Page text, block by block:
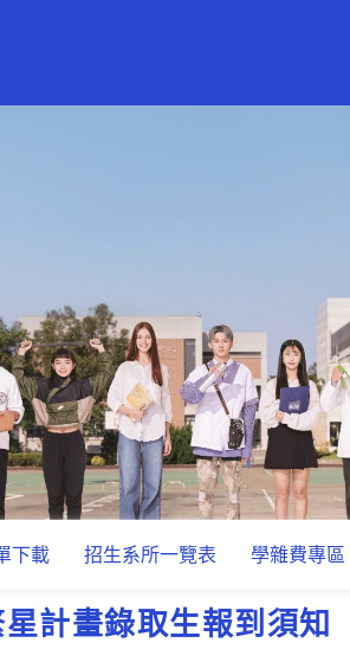
下載 招生系所一覽表 學雜費專區
計畫錄取生報到須知